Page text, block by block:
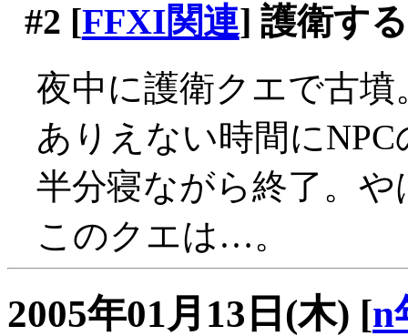
#2 [FFXI関連] 護衛す
夜中に護衛クエで古墳
ありえない時間に
半分寝ながら終了。
このクエは…。
2005年01月13日(木) [n